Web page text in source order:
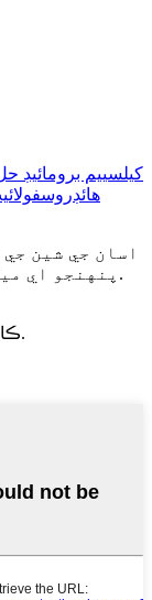
کیلسييم برومائيڊ
اسان جي شين
پنهنجو اي ميل ڇڏ ۽ 24 ڪلاڪن اندر اسان سان رابطو ڪريو.
© ڪاپي رائيٽ - 2010-2021: سڀ حق محفوظ آهن.